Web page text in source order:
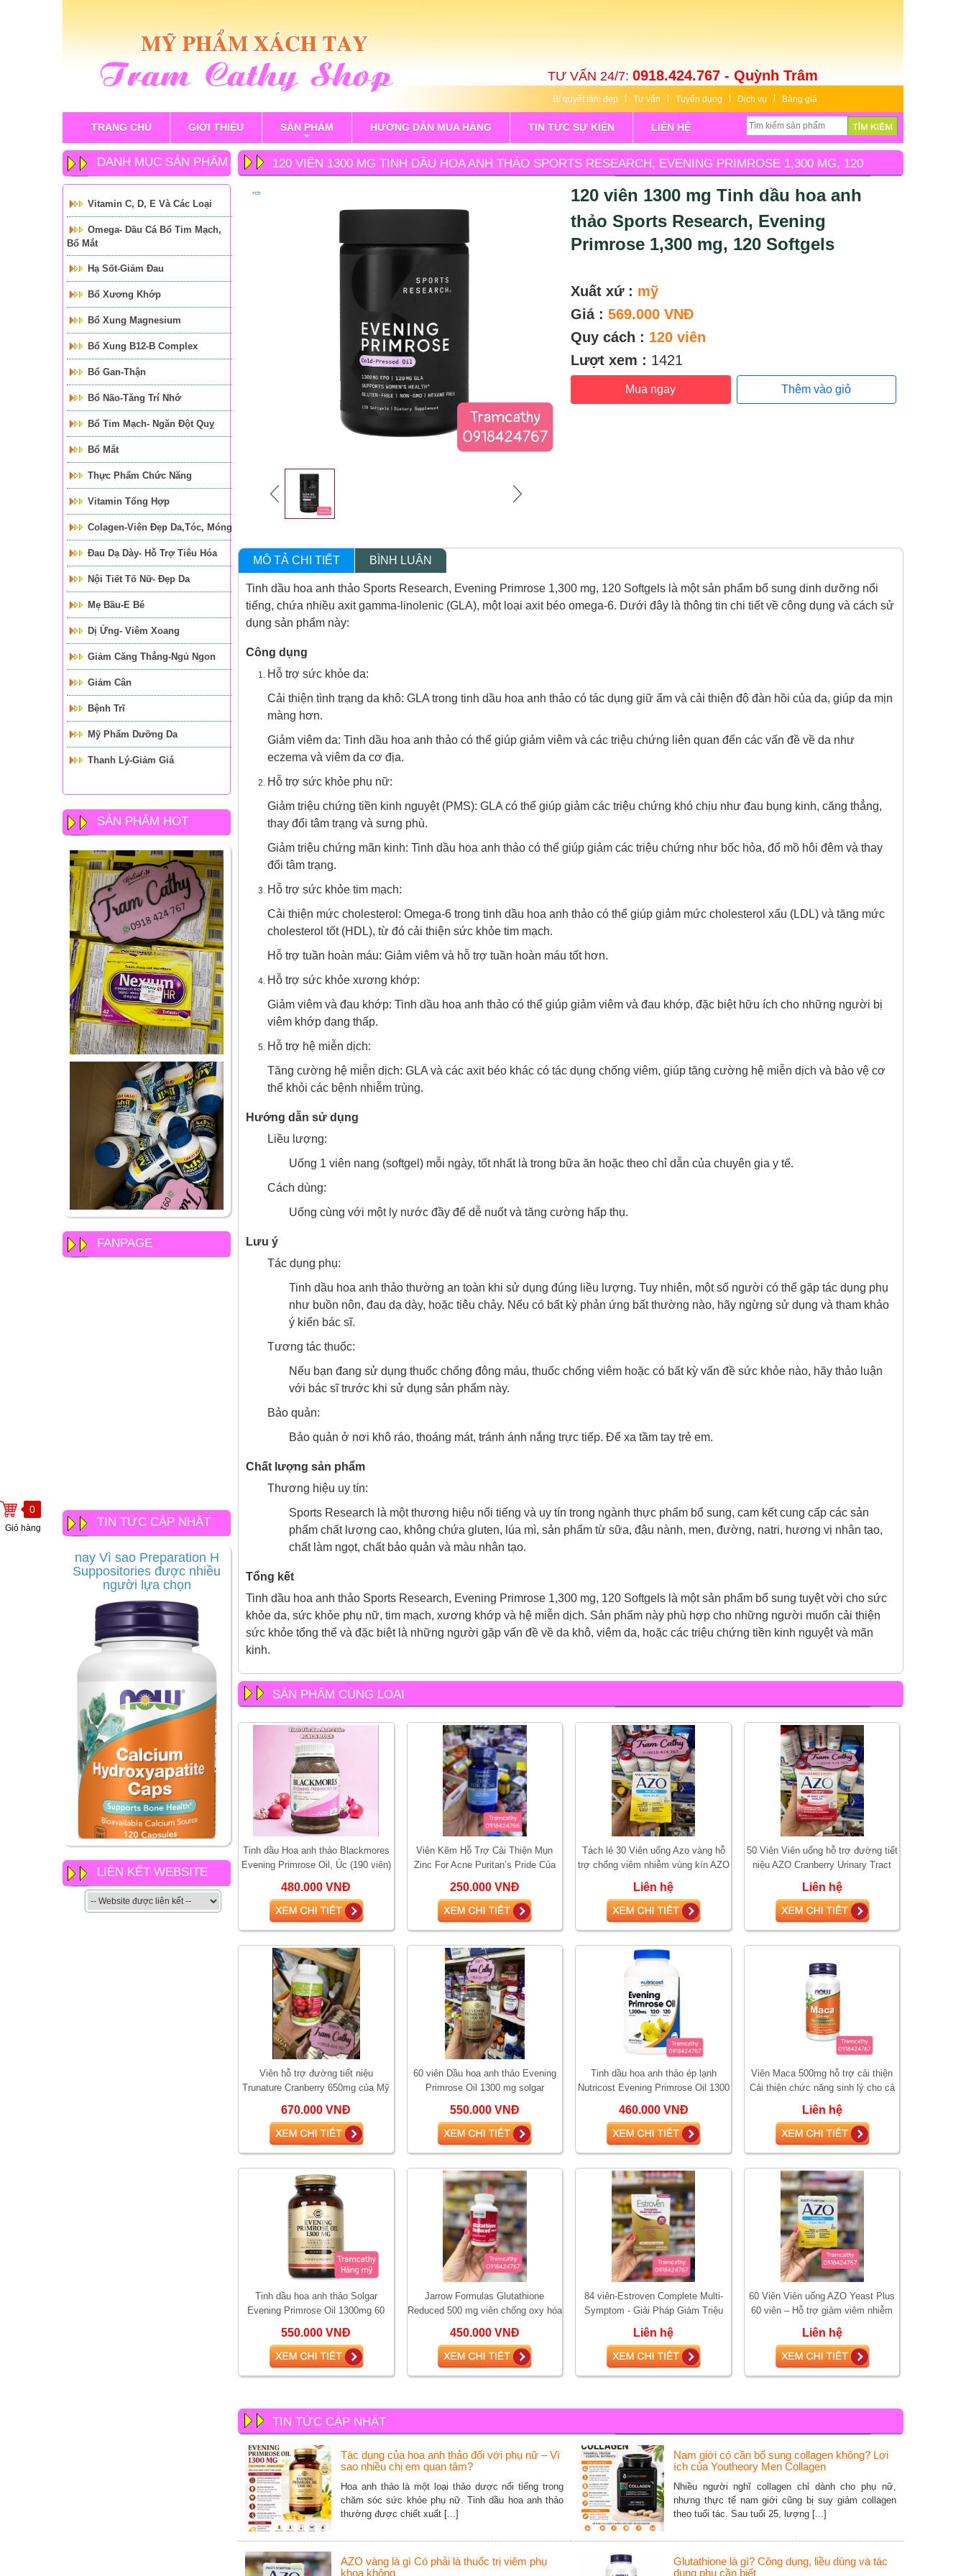
TƯ VẤN 24/7: 0918.424.767 - Quỳnh Trâm
Bí quyết làm đẹp Tư vấn Tuyển dụng Dịch vụ Bảng giá
0
Giỏ hàng
TRANG CHỦ GIỚI THIỆU
+
SẢN PHẨM HƯỚNG DẪN MUA HÀNG TIN TỨC SỰ KIỆN LIÊN HỆ
DANH MỤC SẢN PHẨM
Vitamin C, D, E Và Các Loại
Omega- Dầu Cá Bổ Tim Mạch,
Bổ Mắt
Hạ Sốt-Giảm Đau
Bổ Xương Khớp
Bổ Xung Magnesium
Bổ Xung B12-B Complex
Bổ Gan-Thận
Bổ Não-Tăng Trí Nhớ
Bổ Tim Mạch- Ngăn Đột Quỵ
Bổ Mắt
Thực Phẩm Chức Năng
Vitamin Tổng Hợp
Colagen-Viên Đẹp Da,tóc, Móng
Đau Dạ Dày- Hỗ Trợ Tiêu Hóa
Nội Tiết Tố Nữ- Đẹp Da
Mẹ Bầu-E Bé
Dị Ứng- Viêm Xoang
Giảm Căng Thẳng-Ngủ Ngon
Giảm Cân
Bệnh Trĩ
Mỹ Phẩm Dưỡng Da
Thanh Lý-Giảm Giá
SẢN PHẨM HOT
FANPAGE
TIN TỨC CẬP NHẬT
Thuốc đặt trĩ tốt nhất hiện
nay Vì sao Preparation H
Suppositories được nhiều
người lựa chọn
NOW Calcium
Hydroxyapatite Caps có gì
khác so với các loại canxi
khác của now
LIÊN KẾT WEBSITE
120 VIÊN 1300 MG TINH DẦU HOA ANH THẢO SPORTS RESEARCH, EVENING PRIMROSE 1,300 MG, 120
120 viên 1300 mg Tinh dầu hoa anh
thảo Sports Research, Evening
Primrose 1,300 mg, 120 Softgels
Xuất xứ : mỹ
Giá : 569.000 VNĐ
Quy cách : 120 viên
Lượt xem : 1421
Mua ngay Thêm vào giỏ
MÔ TẢ CHI TIẾT BÌNH LUẬN
Tinh dầu hoa anh thảo Sports Research, Evening Primrose 1,300 mg, 120 Softgels là một sản phẩm bổ sung dinh dưỡng nổi
tiếng, chứa nhiều axit gamma-linolenic (GLA), một loại axit béo omega-6. Dưới đây là thông tin chi tiết về công dụng và cách sử
dụng sản phẩm này:
Công dụng
Hỗ trợ sức khỏe da:
Cải thiện tình trạng da khô: GLA trong tinh dầu hoa anh thảo có tác dụng giữ ẩm và cải thiện độ đàn hồi của da, giúp da mịn
màng hơn.
Giảm viêm da: Tinh dầu hoa anh thảo có thể giúp giảm viêm và các triệu chứng liên quan đến các vấn đề về da như
eczema và viêm da cơ địa.
Hỗ trợ sức khỏe phụ nữ:
Giảm triệu chứng tiền kinh nguyệt (PMS): GLA có thể giúp giảm các triệu chứng khó chịu như đau bụng kinh, căng thẳng,
thay đổi tâm trạng và sưng phù.
Giảm triệu chứng mãn kinh: Tinh dầu hoa anh thảo có thể giúp giảm các triệu chứng như bốc hỏa, đổ mồ hôi đêm và thay
đổi tâm trạng.
Hỗ trợ sức khỏe tim mạch:
Cải thiện mức cholesterol: Omega-6 trong tinh dầu hoa anh thảo có thể giúp giảm mức cholesterol xấu (LDL) và tăng mức
cholesterol tốt (HDL), từ đó cải thiện sức khỏe tim mạch.
Hỗ trợ tuần hoàn máu: Giảm viêm và hỗ trợ tuần hoàn máu tốt hơn.
Hỗ trợ sức khỏe xương khớp:
Giảm viêm và đau khớp: Tinh dầu hoa anh thảo có thể giúp giảm viêm và đau khớp, đặc biệt hữu ích cho những người bị
viêm khớp dạng thấp.
Hỗ trợ hệ miễn dịch:
Tăng cường hệ miễn dịch: GLA và các axit béo khác có tác dụng chống viêm, giúp tăng cường hệ miễn dịch và bảo vệ cơ
thể khỏi các bệnh nhiễm trùng.
Hướng dẫn sử dụng
Liều lượng:
Uống 1 viên nang (softgel) mỗi ngày, tốt nhất là trong bữa ăn hoặc theo chỉ dẫn của chuyên gia y tế.
Cách dùng:
Uống cùng với một ly nước đầy để dễ nuốt và tăng cường hấp thụ.
Lưu ý
Tác dụng phụ:
Tinh dầu hoa anh thảo thường an toàn khi sử dụng đúng liều lượng. Tuy nhiên, một số người có thể gặp tác dụng phụ
như buồn nôn, đau dạ dày, hoặc tiêu chảy. Nếu có bất kỳ phản ứng bất thường nào, hãy ngừng sử dụng và tham khảo
ý kiến bác sĩ.
Tương tác thuốc:
Nếu bạn đang sử dụng thuốc chống đông máu, thuốc chống viêm hoặc có bất kỳ vấn đề sức khỏe nào, hãy thảo luận
với bác sĩ trước khi sử dụng sản phẩm này.
Bảo quản:
Bảo quản ở nơi khô ráo, thoáng mát, tránh ánh nắng trực tiếp. Để xa tầm tay trẻ em.
Chất lượng sản phẩm
Thương hiệu uy tín:
Sports Research là một thương hiệu nổi tiếng và uy tín trong ngành thực phẩm bổ sung, cam kết cung cấp các sản
phẩm chất lượng cao, không chứa gluten, lúa mì, sản phẩm từ sữa, đậu nành, men, đường, natri, hương vị nhân tạo,
chất làm ngọt, chất bảo quản và màu nhân tạo.
Tổng kết
Tinh dầu hoa anh thảo Sports Research, Evening Primrose 1,300 mg, 120 Softgels là một sản phẩm bổ sung tuyệt vời cho sức
khỏe da, sức khỏe phụ nữ, tim mạch, xương khớp và hệ miễn dịch. Sản phẩm này phù hợp cho những người muốn cải thiện
sức khỏe tổng thể và đặc biệt là những người gặp vấn đề về da khô, viêm da, hoặc các triệu chứng tiền kinh nguyệt và mãn
kinh.
SẢN PHẨM CÙNG LOẠI
Tinh dầu Hoa anh thảo Blackmores
Evening Primrose Oil, Úc (190 viên)
480.000 VNĐ
Viên Kẽm Hỗ Trợ Cải Thiện Mụn
Zinc For Acne Puritan’s Pride Của
250.000 VNĐ
Tách lẻ 30 Viên uống Azo vàng hỗ
trợ chống viêm nhiễm vùng kín AZO
Yeast Plus 60 viên.
Liên hệ
50 Viên Viên uống hỗ trợ đường tiết
niệu AZO Cranberry Urinary Tract
Health
Liên hệ
Viên hỗ trợ đường tiết niệu
Trunature Cranberry 650mg của Mỹ
670.000 VNĐ
60 viên Dầu hoa anh thảo Evening
Primrose Oil 1300 mg solgar
550.000 VNĐ
Tinh dầu hoa anh thảo ép lạnh
Nutricost Evening Primrose Oil 1300
460.000 VNĐ
Viên Maca 500mg hỗ trợ cải thiện
Cải thiện chức năng sinh lý cho cả
nam và nữ
Liên hệ
Tinh dầu hoa anh thảo Solgar
Evening Primrose Oil 1300mg 60
550.000 VNĐ
Jarrow Formulas Glutathione
Reduced 500 mg viên chống oxy hóa
450.000 VNĐ
84 viên-Estroven Complete Multi-
Symptom - Giải Pháp Giảm Triệu
Chứng Mãn Kinh Toàn Diện, Hiệu
Quả Nh
Liên hệ
60 Viên Viên uống AZO Yeast Plus
60 viên – Hỗ trợ giảm viêm nhiễm
vùng kín, ngứa rát và huyết trắng
Liên hệ
TIN TỨC CẬP NHẬT
Tác dụng của hoa anh thảo đối với phụ nữ – Vì
sao nhiều chị em quan tâm?
Hoa anh thảo là một loại thảo dược nổi tiếng trong
chăm sóc sức khỏe phụ nữ. Tinh dầu hoa anh thảo
thường được chiết xuất [...]
Nam giới có cần bổ sung collagen không? Lợi
ích của Youtheory Men Collagen
Nhiều người nghĩ collagen chỉ dành cho phụ nữ,
nhưng thực tế nam giới cũng bị suy giảm collagen
theo tuổi tác. Sau tuổi 25, lượng [...]
AZO vàng là gì Có phải là thuốc trị viêm phụ
khoa không
Glutathione là gì? Công dụng, liều dùng và tác
dụng phụ cần biết